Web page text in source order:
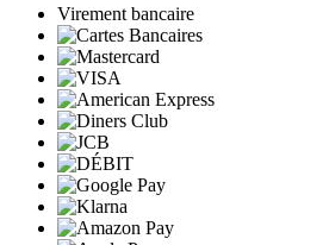
Virement bancaire